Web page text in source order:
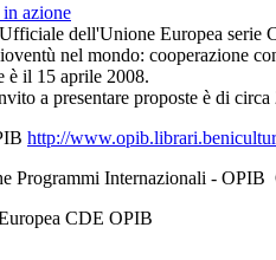
azione
dell'Unione Europea
nel mondo: cooperazione
è il 15 aprile 2008.
a presentare proposte è di
http://
- OPIB
CDE OPIB